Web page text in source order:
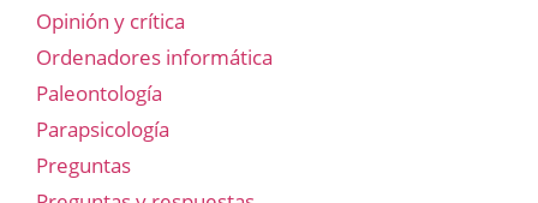
Opinión y crítica
Ordenadores informática
Paleontología
Parapsicología
Preguntas